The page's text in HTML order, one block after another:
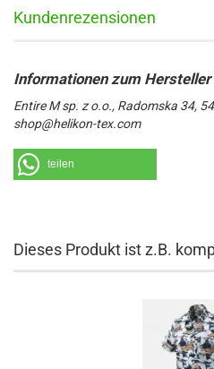
Kundenrezensionen
Entire M sp. z o.o., Radomska 34,
shop@helikon-tex.com
teilen
Dieses Produkt ist z.B.